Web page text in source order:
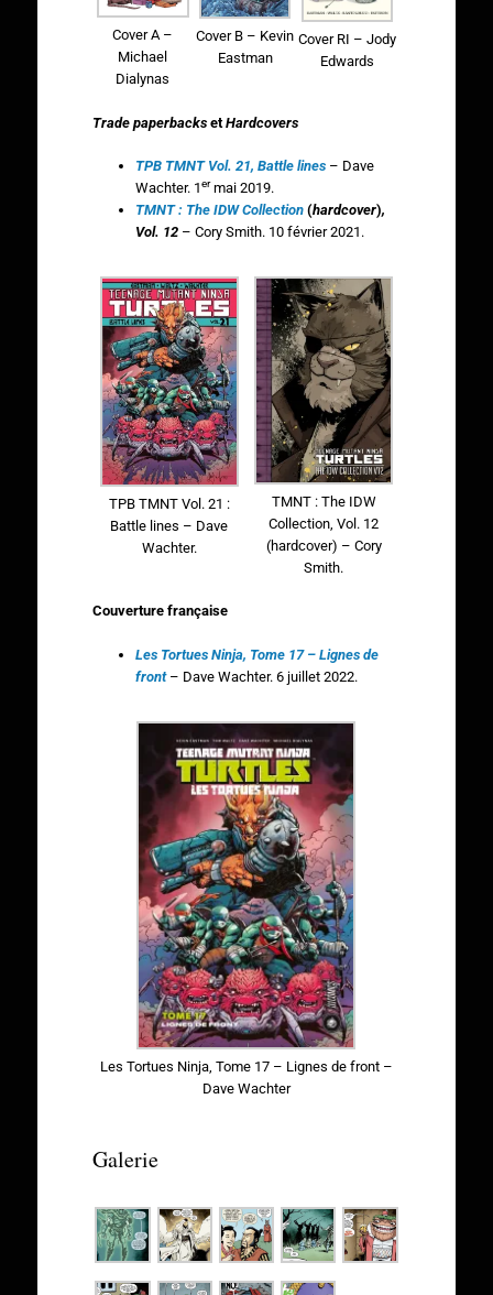
Cover A –
Michael
Dialynas
Cover B – Kevin
Eastman
Cover RI – Jody
Edwards
Trade paperbacksetHardcovers
TPB TMNT Vol. 21, Battle lines– Dave
Wachter. 1ermai 2019.
TMNT : The IDW Collection(hardcover),
Vol. 12– Cory Smith. 10 février 2021.
TPB TMNT Vol. 21 :
Battle lines – Dave
Wachter.
TMNT : The IDW
Collection, Vol. 12
(hardcover) – Cory
Smith.
Couverture française
Les Tortues Ninja, Tome 17 – Lignes de
front– Dave Wachter. 6 juillet 2022.
Les Tortues Ninja, Tome 17 – Lignes de front –
Dave Wachter
Galerie